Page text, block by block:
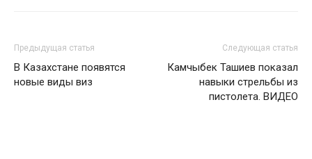
Предыдущая статья
В Казахстане появятся
новые виды виз
Следующая статья
Камчыбек Ташиев показал
навыки стрельбы из
пистолета. ВИДЕО